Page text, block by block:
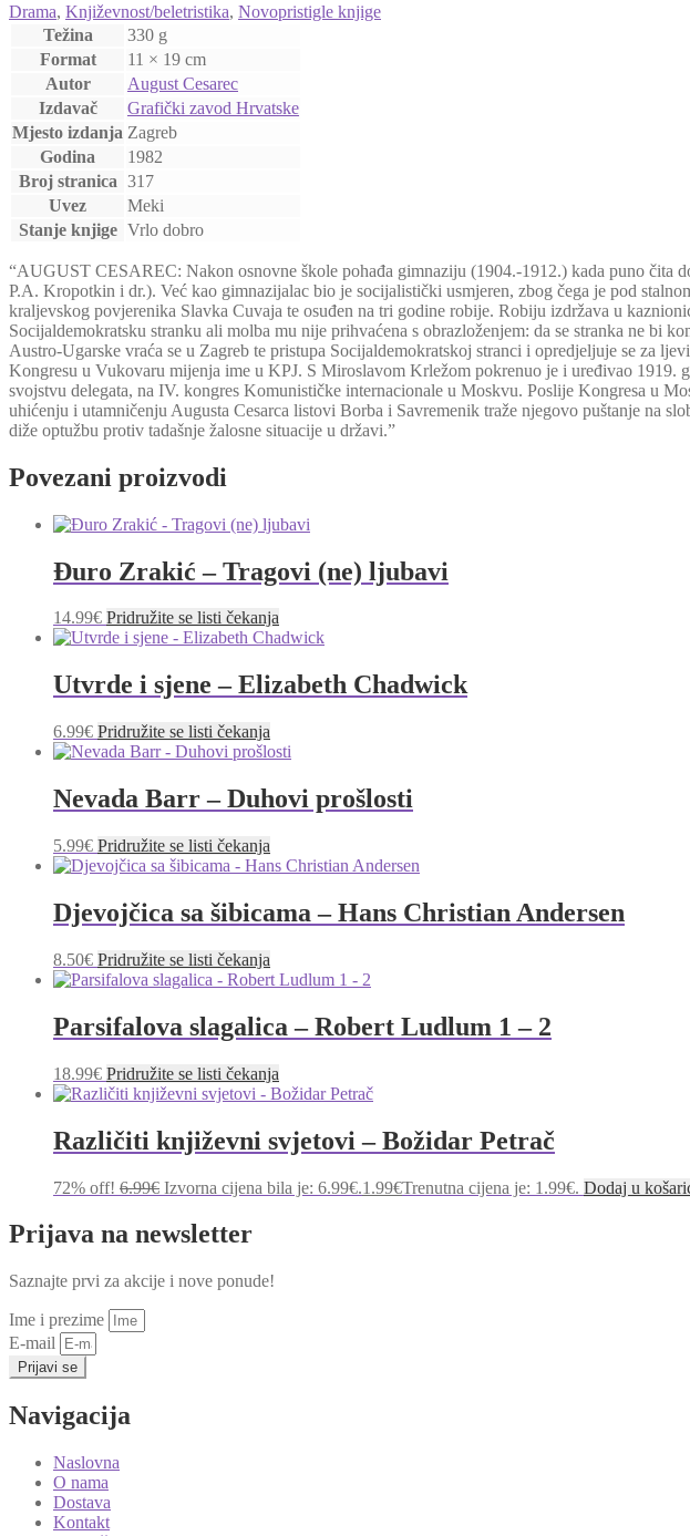
Drama, Književnost/beletristika, Novopristigle knjige
Težina
330 g
Format
11 × 19 cm
Autor
August Cesarec
Izdavač
Grafički zavod Hrvatske
Mjesto izdanja Zagreb
Godina
1982
Broj stranica 317
Uvez
Meki
Stanje knjige Vrlo dobro
“AUGUST CESAREC: Nakon osnovne škole pohađa gimnaziju (1904.-1912.) kada puno čita
P.A. Kropotkin i dr.). Već kao gimnazijalac bio je socijalistički usmjeren, zbog čega je pod
kraljevskog povjerenika Slavka Cuvaja te osuđen na tri godine robije. Robiju izdržava u
Socijaldemokratsku stranku ali molba mu nije prihvaćena s obrazloženjem: da se stranka ne
Austro-Ugarske vraća se u Zagreb te pristupa Socijaldemokratskoj stranci i opredjeljuje se za
Kongresu u Vukovaru mijenja ime u KPJ. S Miroslavom Krležom pokrenuo je i uređivao 1919.
svojstvu delegata, na IV. kongres Komunističke internacionale u Moskvu. Poslije Kongresa u
uhićenju i utamničenju Augusta Cesarca listovi Borba i Savremenik traže njegovo puštanje na
diže optužbu protiv tadašnje žalosne situacije u državi.”
Povezani proizvodi
Đuro Zrakić – Tragovi (ne) ljubavi
14.99€ Pridružite se listi čekanja
Utvrde i sjene – Elizabeth Chadwick
6.99€ Pridružite se listi čekanja
Nevada Barr – Duhovi prošlosti
5.99€ Pridružite se listi čekanja
Djevojčica sa šibicama – Hans Christian Andersen
8.50€ Pridružite se listi čekanja
Parsifalova slagalica – Robert Ludlum 1 – 2
18.99€ Pridružite se listi čekanja
Različiti književni svjetovi – Božidar Petrač
72% off! 6.99€ Izvorna cijena bila je: 6.99€.1.99€Trenutna cijena je: 1.99€. Dodaj u
Prijava na newsletter
Saznajte prvi za akcije i nove ponude!
Ime i prezime
E-mail
Prijavi se
Navigacija
Naslovna
O nama
Dostava
Kontakt